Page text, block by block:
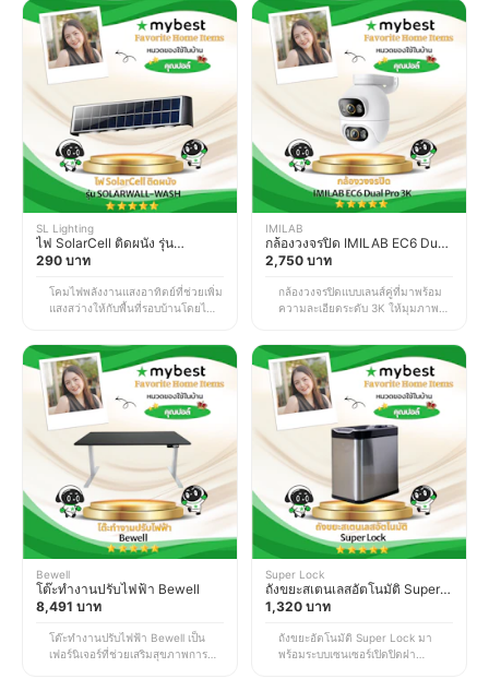
SL Lighting
ไฟ SolarCell ติดผนัง รุ่น
SOLARWALL-WASH
290 บาท
โคมไฟพลังงานแสงอาทิตย์ที่ช่วยเพิ่ม
แสงสว่างให้กับพื้นที่รอบบ้านโดยไม่
บ้านได้แทบทุกสไตล์ ที่สำคัญคือติด
ตั้งง่าย ไม่ต้องเดินสายไฟ และส่อง
สว่างได้ยาวนานตลอดคืน โดยให้
แสงที่นุ่มนวลสบายตา ซึ่งช่วยเสริม
บรรยากาศและเพิ่มมิติให้กับบ้านได้
อย่างลงตัว เหมาะสำหรับติดตั้ง
บริเวณผนังบ้าน ทางเดิน สวน หรือ
พื้นที่รอบบ้านที่ต้องการเพิ่มความ
สว่างในช่วงเวลากลางคืน *ราคานี้
เป็นราคา ณ เวลาที่ทำการอัปเดต
ข้อมูล อาจมีการเปลี่ยนแปลงตาม EC
Site
IMILAB
กล้องวงจรปิด IMILAB EC6 Dual
Pro 3K
2,750 บาท
กล้องวงจรปิดแบบเลนส์คู่ที่มาพร้อม
ความละเอียดระดับ 3K ให้มุมภาพ
ตรวจจับความเคลื่อนไหวและส่งการ
แจ้งเตือนแบบเรียลไทม์ผ่าน
แอปพลิเคชัน ทำให้ติดตาม
สถานการณ์ภายในบ้านและพูดคุย
โต้ตอบกับบุคคลบริเวณหน้ากล้องได้
ทันที ซึ่งช่วยเพิ่มความอุ่นใจด้าน
ความปลอดภัยมากขึ้น โดยเฉพาะใน
ช่วงเวลาที่ไม่อยู่บ้าน *ราคานี้เป็น
ราคา ณ เวลาที่ทำการอัปเดตข้อมูล
อาจมีการเปลี่ยนแปลงตาม EC Site
Bewell
โต๊ะทำงานปรับไฟฟ้า Bewell
8,491 บาท
โต๊ะทำงานปรับไฟฟ้า Bewell เป็น
เฟอร์นิเจอร์ที่ช่วยเสริมสุขภาพการนั่ง
Super Lock
ถังขยะสเตนเลสอัตโนมัติ Super
Lock
1,320 บาท
ถังขยะอัตโนมัติ Super Lock มา
พร้อมระบบเซนเซอร์เปิดปิดฝา